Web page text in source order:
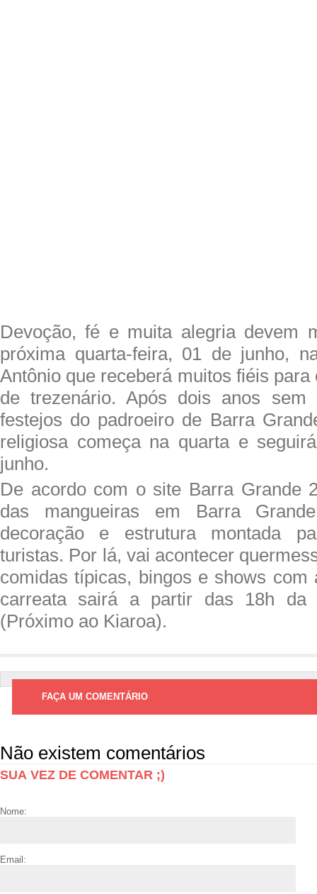
Devoção, fé e muita alegria devem
próxima quarta-feira, 01 de junho,
Antônio que receberá muitos fiéis
de trezenário. Após dois anos sem
festejos do padroeiro de Barra
religiosa começa na quarta e
junho.
De acordo com o site Barra Grande
das mangueiras em Barra
decoração e estrutura montada
turistas. Por lá, vai acontecer
comidas típicas, bingos e shows com
carreata sairá a partir das 18h da
(Próximo ao Kiaroa).
FAÇA UM COMENTÁRIO
Não existem comentários
SUA VEZ DE COMENTAR ;)
Nome:
Email: